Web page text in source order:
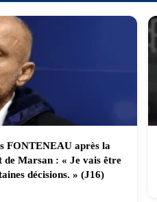
FONTENEAU après la
de Marsan : « Je vais être
décisions. » (J16)